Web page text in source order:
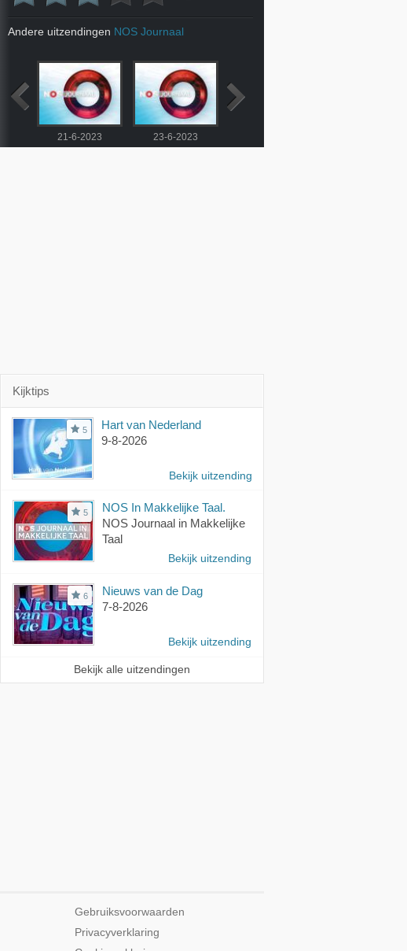
Andere uitzendingen NOS Journaal
21-6-2023 23-6-2023
Kijktips
5
Hart van Nederland
9-8-2026
Bekijk uitzending
5
NOS In Makkelijke Taal.
NOS Journaal in Makkelijke
Taal
Bekijk uitzending
6
Nieuws van de Dag
7-8-2026
Bekijk uitzending
Bekijk alle uitzendingen
Gebruiksvoorwaarden
Privacyverklaring